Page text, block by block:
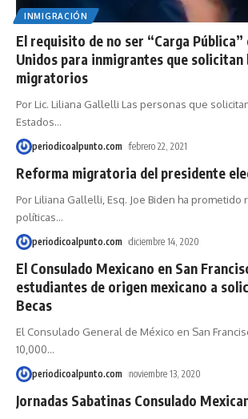
INMIGRACIÓN
El requisito de no ser “Carga Pública”
Unidos para inmigrantes que
migratorios
Por Lic. Liliana Gallelli Las personas que
Estados…
periodicoalpunto.com febrero 22, 2021
Reforma migratoria del presidente
Por Liliana Gallelli, Esq. Joe Biden ha
políticas…
periodicoalpunto.com diciembre 14, 2020
El Consulado Mexicano en San
estudiantes de origen mexicano a
Becas
El Consulado General de México en San
10,000…
periodicoalpunto.com noviembre 13, 2020
Jornadas Sabatinas Consulado